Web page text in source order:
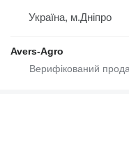
Україна, м.Дніпро
Avers-Agro